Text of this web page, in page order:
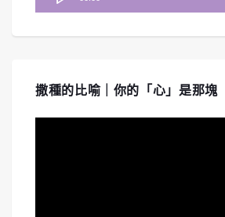
撒種的比喻｜你的「心」是那塊